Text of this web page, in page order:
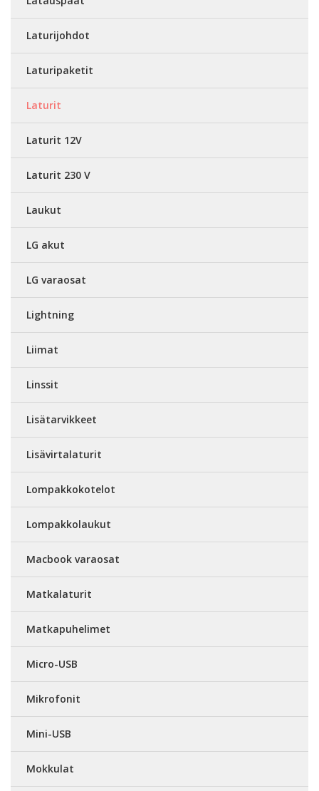
Laturijohdot
Laturipaketit
Laturit
Laturit 12V
Laturit 230 V
Laukut
LG akut
LG varaosat
Lightning
Liimat
Linssit
Lisätarvikkeet
Lisävirtalaturit
Lompakkokotelot
Lompakkolaukut
Macbook varaosat
Matkalaturit
Matkapuhelimet
Micro-USB
Mikrofonit
Mini-USB
Mokkulat